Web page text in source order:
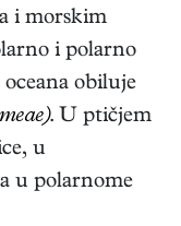
i morskim
i polarno
obiluje
. U ptičjem
u
u polarnome